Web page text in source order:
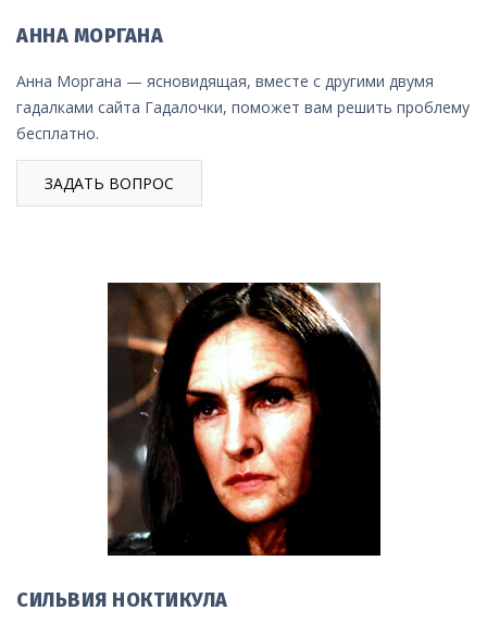
АННА МОРГАНА
Анна Моргана — ясновидящая, вместе с другими двумя
гадалками сайта Гадалочки, поможет вам решить проблему
бесплатно.
ЗАДАТЬ ВОПРОС
СИЛЬВИЯ НОКТИКУЛА